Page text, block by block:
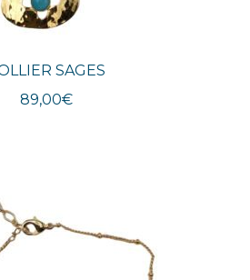
SAGES
89,00€